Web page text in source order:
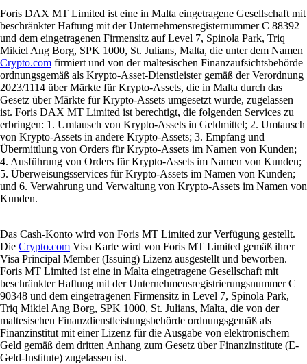
Foris DAX MT Limited ist eine in Malta eingetragene Gesellschaft mit
beschränkter Haftung mit der Unternehmensregisternummer C 88392
und dem eingetragenen Firmensitz auf Level 7, Spinola Park, Triq
Mikiel Ang Borg, SPK 1000, St. Julians, Malta, die unter dem Namen
Crypto.com firmiert und von der maltesischen Finanzaufsichtsbehörde
ordnungsgemäß als Krypto-Asset-Dienstleister gemäß der Verordnung
2023/1114 über Märkte für Krypto-Assets, die in Malta durch das
Gesetz über Märkte für Krypto-Assets umgesetzt wurde, zugelassen
ist. Foris DAX MT Limited ist berechtigt, die folgenden Services zu
erbringen: 1. Umtausch von Krypto-Assets in Geldmittel; 2. Umtausch
von Krypto-Assets in andere Krypto-Assets; 3. Empfang und
Übermittlung von Orders für Krypto-Assets im Namen von Kunden;
4. Ausführung von Orders für Krypto-Assets im Namen von Kunden;
5. Überweisungsservices für Krypto-Assets im Namen von Kunden;
und 6. Verwahrung und Verwaltung von Krypto-Assets im Namen von
Kunden.
Das Cash-Konto wird von Foris MT Limited zur Verfügung gestellt.
Die Crypto.com Visa Karte wird von Foris MT Limited gemäß ihrer
Visa Principal Member (Issuing) Lizenz ausgestellt und beworben.
Foris MT Limited ist eine in Malta eingetragene Gesellschaft mit
beschränkter Haftung mit der Unternehmensregistrierungsnummer C
90348 und dem eingetragenen Firmensitz in Level 7, Spinola Park,
Triq Mikiel Ang Borg, SPK 1000, St. Julians, Malta, die von der
maltesischen Finanzdienstleistungsbehörde ordnungsgemäß als
Finanzinstitut mit einer Lizenz für die Ausgabe von elektronischem
Geld gemäß dem dritten Anhang zum Gesetz über Finanzinstitute (E-
Geld-Institute) zugelassen ist.